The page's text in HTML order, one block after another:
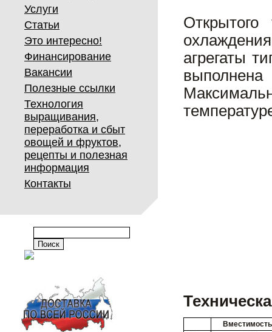
Услуги
Статьи
Это интересно!
Финансирование
Вакансии
Полезные ссылки
Технология
выращивания,
переработка и сбыт
овощей и фруктов,
рецепты и полезная
информация
Контакты
агрегаты
выполнена